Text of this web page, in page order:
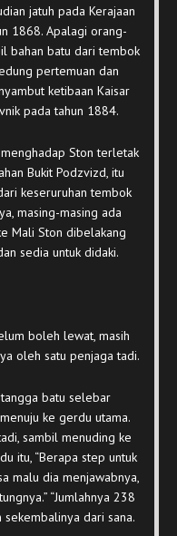
jatuh pada Kerajaan
1868. Apalagi orang-
bahan batu dari tembok
pertemuan dan
ketibaan Kaisar
pada tahun 1884.
Ston terletak
Bukit Podzvizd, itu
keseruruhan tembok
masing-masing ada
Mali Ston dibelakang
sedia untuk didaki.
boleh lewat, masih
oleh satu penjaga tadi.
batu selebar
ke gerdu utama.
sambil menuding ke
itu, “Berapa step untuk
malu dia menjawabnya,
“Jumlahnya 238
sekembalinya dari sana.